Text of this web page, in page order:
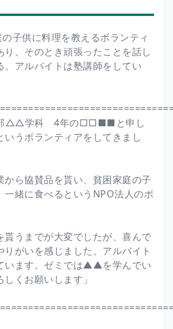
子供に料理を教えるボランティ
り、そのとき頑張ったことを話し
。アルバイトは塾講師をしてい
△△学科 4年の□□■■と申し
うボランティアをしてきまし
から協賛品を貰い、貧困家庭の子
一緒に食べるというNPO法人のボ
貰うまでが大変でしたが、喜んで
りがいを感じました。アルバイト
います。ゼミでは▲▲を学んでい
くお願いします」